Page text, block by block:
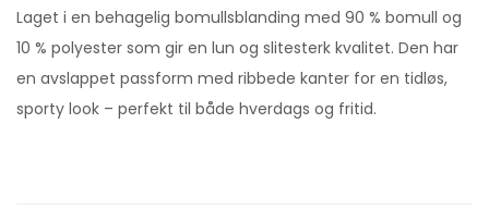
Laget i en behagelig bomullsblanding med 90 % bomull og
10 % polyester som gir en lun og slitesterk kvalitet. Den har
en avslappet passform med ribbede kanter for en tidløs,
sporty look – perfekt til både hverdags og fritid.